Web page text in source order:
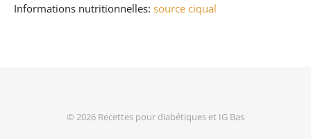
Informations nutritionnelles: source ciqual
© 2026 Recettes pour diabétiques et IG Bas